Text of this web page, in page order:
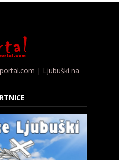
| Ljubuški na